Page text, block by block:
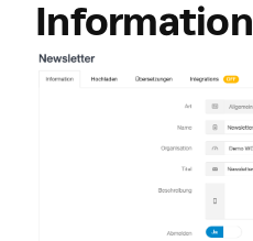
Information